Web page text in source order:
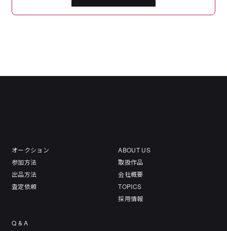
オークション
参加方法
出品方法
査定依頼
ABOUT US
取扱作品
会社概要
TOPICS
採用情報
Q & A